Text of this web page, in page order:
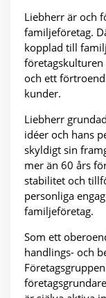
Liebherr är och
familjeföretag.
kopplad till
och ett
kunder.
Liebherr
idéer och hans
skyldigt sin
mer än 60 års
stabilitet och
personliga
familjeföretag.
Som ett
handlings- och